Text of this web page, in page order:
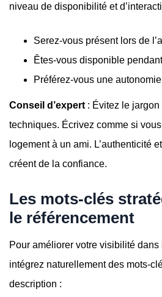
niveau de disponibilité et
Serez-vous présent lors de
Êtes-vous disponible
Préférez-vous une
Conseil d’expert : Évitez le
techniques. Écrivez comme si
logement à un ami. L’authenticité
créent de la confiance.
Les mots-clés
le référencement
Pour améliorer votre visibilité
intégrez naturellement des mots-
description :